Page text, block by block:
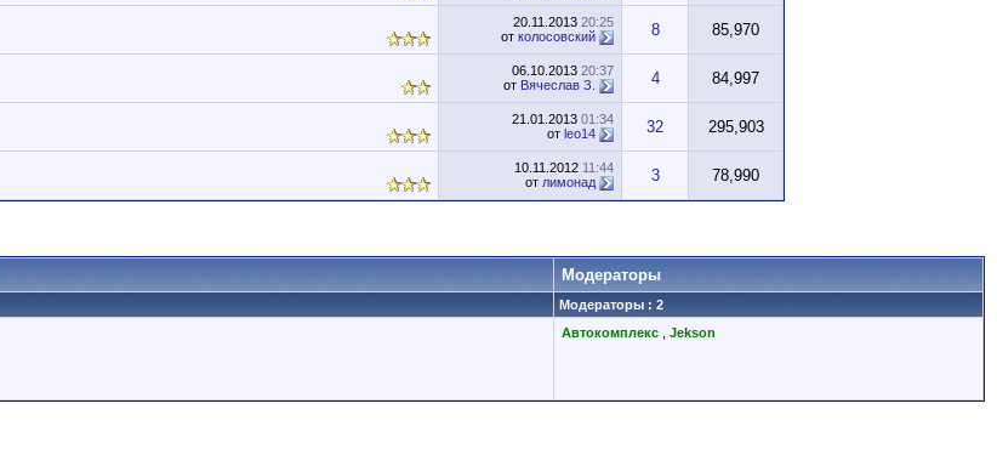
20.11.2013 20:25
от колосовский 8 85,970
06.10.2013 20:37
от Вячеслав З. 4 84,997
21.01.2013 01:34
от leo14 32 295,903
10.11.2012 11:44
от лимонад 3 78,990
Модераторы
Модераторы : 2
Автокомплекс Jekson